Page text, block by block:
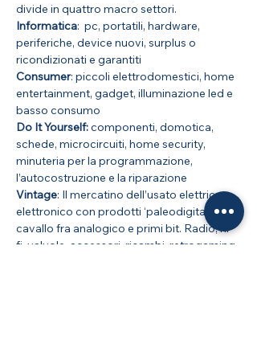
divide in quattro macro settori.
Informatica:  pc, portatili, hardware,
periferiche, device nuovi, surplus o
ricondizionati e garantiti
Consumer: piccoli elettrodomestici, home
entertainment, gadget, illuminazione led e
basso consumo
Do It Yourself: componenti, domotica,
schede, microcircuiti, home security,
minuteria per la programmazione,
l’autocostruzione e la riparazione
Vintage: Il mercatino dell’usato elettrico-
elettronico con prodotti ‘paleodigitali’ a
cavallo fra analogico e primi bit. Radio, hi-
fi, valvole, accessori, ricambi, retrogaming,